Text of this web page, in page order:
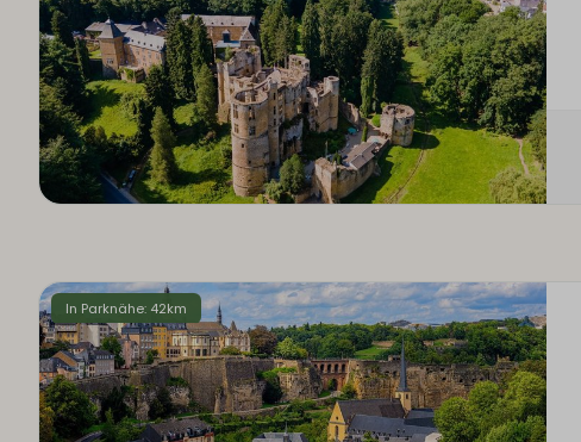
In Parknähe: 42km